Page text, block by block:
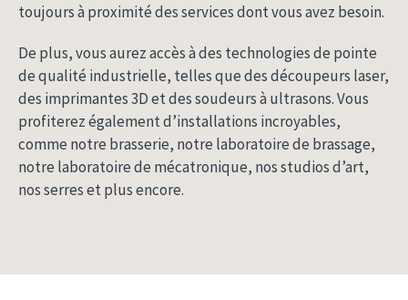
toujours à proximité des services dont vous avez besoin.
De plus, vous aurez accès à des technologies de pointe
de qualité industrielle, telles que des découpeurs laser,
des imprimantes 3D et des soudeurs à ultrasons. Vous
profiterez également d’installations incroyables,
comme notre brasserie, notre laboratoire de brassage,
notre laboratoire de mécatronique, nos studios d’art,
nos serres et plus encore.